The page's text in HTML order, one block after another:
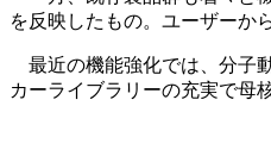
を反映したもの。ユーザーか
最近の機能強化では、分子
カーライブラリーの充実で母